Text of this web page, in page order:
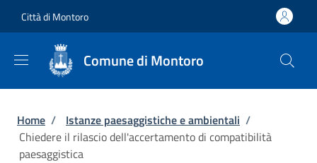
Città di Montoro
Comune di Montoro
Briciole di pane
Home / Istanze paesaggistiche e ambientali /
Chiedere il rilascio dell'accertamento di compatibilità
paesaggistica